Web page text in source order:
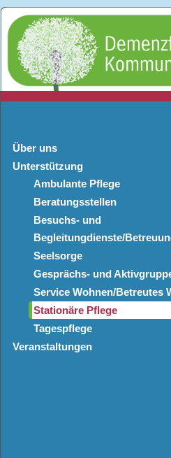
Über uns
Unterstützung
Ambulante Pflege
Beratungsstellen
Besuchs- und
Begleitungdienste/
Seelsorge
Gesprächs- und
Service Wohnen/Betreutes
Stationäre Pflege
Tagespflege
Veranstaltungen